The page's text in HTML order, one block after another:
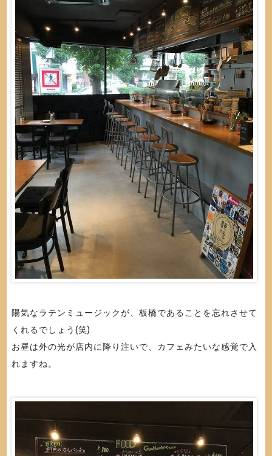
陽気なラテンミュージックが、板橋であることを忘れさせて
くれるでしょう(笑)
お昼は外の光が店内に降り注いで、カフェみたいな感覚で入
れますね。